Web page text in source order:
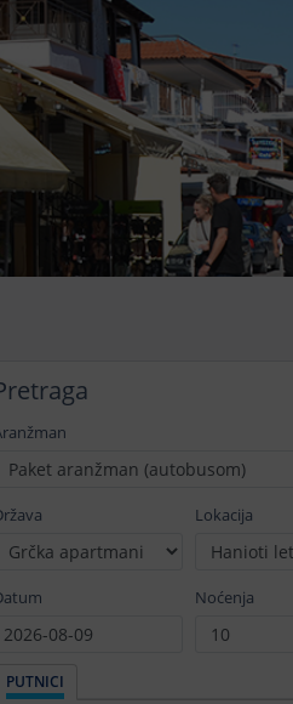
Lokacija
Noćenja
PUTNICI